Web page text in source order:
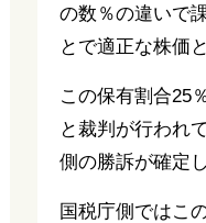
の数％の違いで
とで適正な株価
この保有割合25
と裁判が行われ
側の勝訴が確定
国税庁側ではこ